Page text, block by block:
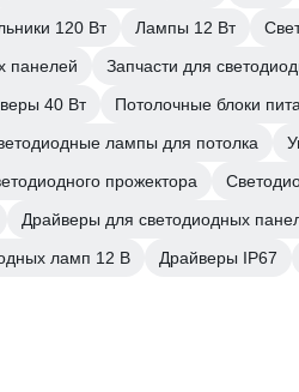
120 Вт Лампы 12 Вт
панелей Запчасти для
40 Вт Потолочные блоки
лампы для потолка
прожектора
Драйверы для светодиодных
ламп 12 В Драйверы IP67